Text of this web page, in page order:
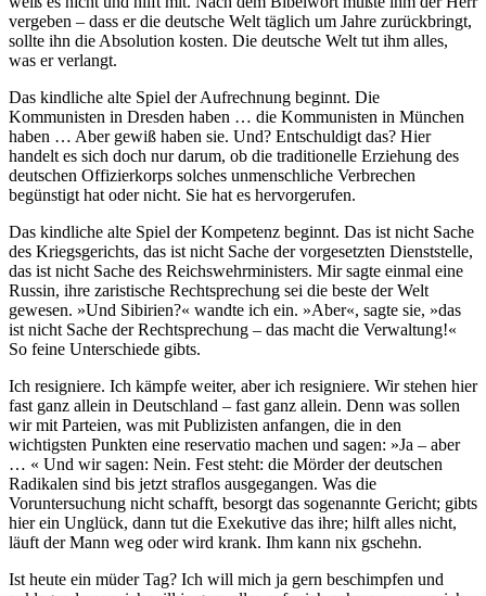
vergeben – dass er die deutsche Welt täglich um Jahre zurückbringt,
sollte ihn die Absolution kosten. Die deutsche Welt tut ihm alles,
was er verlangt.
Das kindliche alte Spiel der Aufrechnung beginnt. Die
Kommunisten in Dresden haben … die Kommunisten in München
haben … Aber gewiß haben sie. Und? Entschuldigt das? Hier
handelt es sich doch nur darum, ob die traditionelle Erziehung des
deutschen Offizierkorps solches unmenschliche Verbrechen
begünstigt hat oder nicht. Sie hat es hervorgerufen.
Das kindliche alte Spiel der Kompetenz beginnt. Das ist nicht Sache
des Kriegsgerichts, das ist nicht Sache der vorgesetzten Dienststelle,
das ist nicht Sache des Reichswehrministers. Mir sagte einmal eine
Russin, ihre zaristische Rechtsprechung sei die beste der Welt
gewesen. »Und Sibirien?« wandte ich ein. »Aber«, sagte sie, »das
ist nicht Sache der Rechtsprechung – das macht die Verwaltung!«
So feine Unterschiede gibts.
Ich resigniere. Ich kämpfe weiter, aber ich resigniere. Wir stehen hier
fast ganz allein in Deutschland – fast ganz allein. Denn was sollen
wir mit Parteien, was mit Publizisten anfangen, die in den
wichtigsten Punkten eine reservatio machen und sagen: »Ja – aber
… « Und wir sagen: Nein. Fest steht: die Mörder der deutschen
Radikalen sind bis jetzt straflos ausgegangen. Was die
Voruntersuchung nicht schafft, besorgt das sogenannte Gericht; gibts
hier ein Unglück, dann tut die Exekutive das ihre; hilft alles nicht,
läuft der Mann weg oder wird krank. Ihm kann nix gschehn.
Ist heute ein müder Tag? Ich will mich ja gern beschimpfen und